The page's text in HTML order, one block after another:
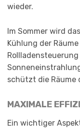
wieder.
Im Sommer wird
Kühlung der
schützt die Räume
MAXIMALE
Ein wichtiger